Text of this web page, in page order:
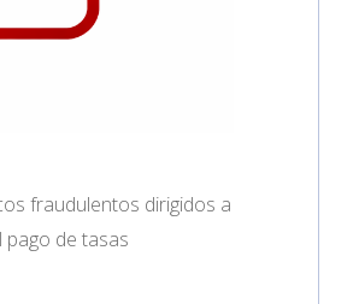
fraudulentos dirigidos a
pago de tasas